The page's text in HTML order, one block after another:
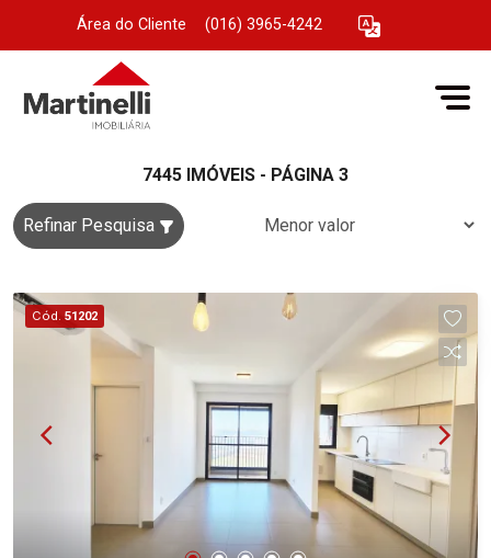
Área do Cliente (016) 3965-4242
7445 IMÓVEIS - PÁGINA 3
Refinar Pesquisa
Cód. 51202